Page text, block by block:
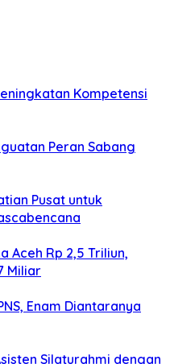
Kompetensi
Peran Sabang
Pusat untuk
Aceh Rp 2,5 Triliun,
Miliar
Enam Diantaranya
Silaturahmi dengan